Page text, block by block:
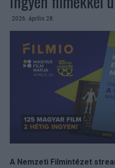
2026. április 28.
A Nemzeti Filmintézet